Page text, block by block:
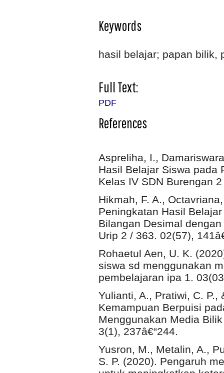
Keywords
hasil belajar; papan bilik,
Full Text:
PDF
References
Aspreliha, I.,
Hasil Belajar Siswa pada
Kelas IV SDN Burengan
Hikmah, F. A.,
Peningkatan Hasil
Bilangan Desimal
Urip 2 / 363. 02(57),
Rohaetul Aen, U. K.
siswa sd menggunakan
pembelajaran ipa 1.
Yulianti, A., Pratiwi, C.
Kemampuan Berpuisi
Menggunakan Media
3(1), 237â€“244.
Yusron, M., Metalin, A.,
S. P. (2020). Pengaruh